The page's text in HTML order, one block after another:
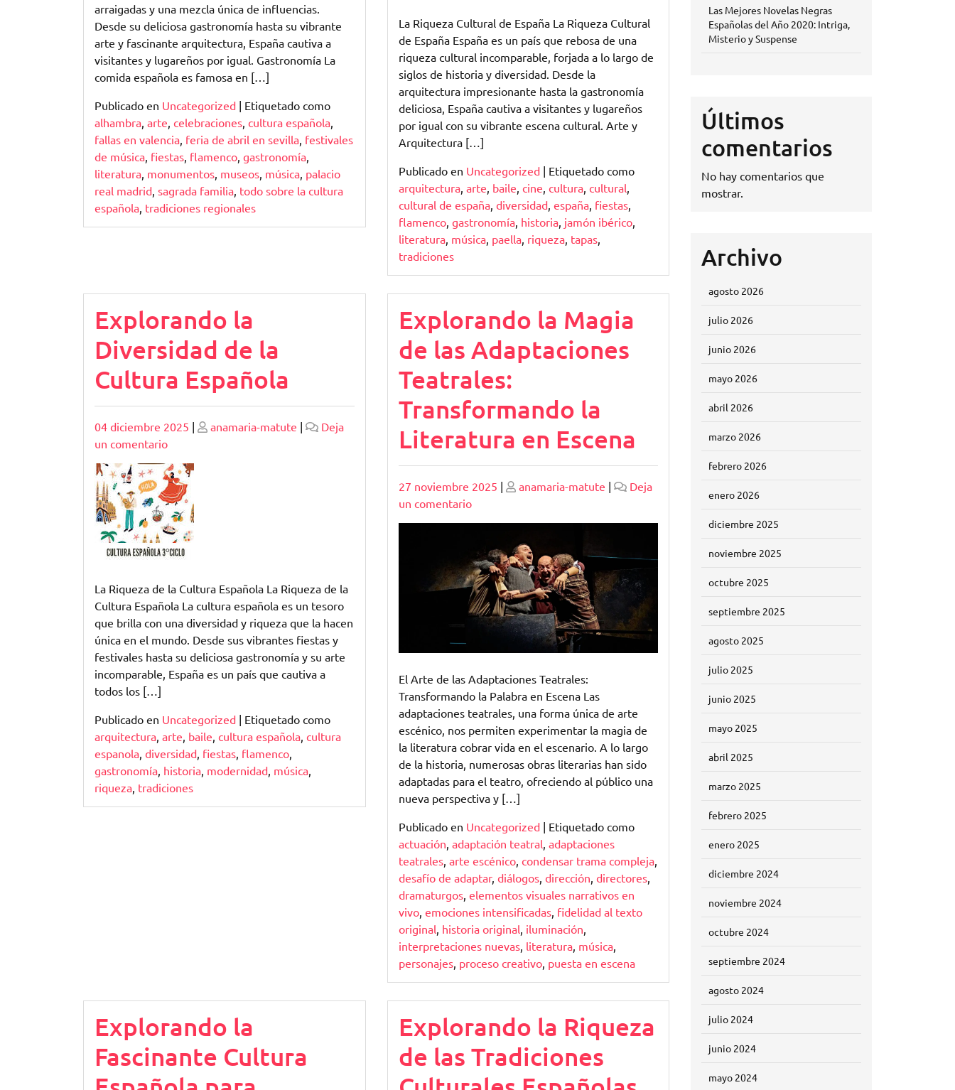
arraigadas y una mezcla única de influencias.
Desde su deliciosa gastronomía hasta su vibrante
arte y fascinante arquitectura, España cautiva a
visitantes y lugareños por igual. Gastronomía La
comida española es famosa en […]
Publicado en Uncategorized | Etiquetado como
alhambra arte celebraciones cultura española
fallas en valencia feria de abril en sevilla festivales
de música fiestas flamenco gastronomía
literatura monumentos museos música palacio
real madrid sagrada familia todo sobre la cultura
española tradiciones regionales
La Riqueza Cultural de España La Riqueza Cultural
de España España es un país que rebosa de una
riqueza cultural incomparable, forjada a lo largo de
siglos de historia y diversidad. Desde la
arquitectura impresionante hasta la gastronomía
deliciosa, España cautiva a visitantes y lugareños
por igual con su vibrante escena cultural. Arte y
Arquitectura […]
Publicado en Uncategorized| Etiquetado como
arquitectura, arte, baile, cine, cultura, cultural,
cultural de españa, diversidad, españa, fiestas,
flamenco, gastronomía, historia, jamón ibérico,
literatura, música, paella, riqueza, tapas,
tradiciones
Explorando la
Diversidad de la
Cultura Española
Publicado
04 diciembre 2025 | Publicado
anamaria-matute |
Deja
un comentarioen
Explorando
la
Diversidad
de
la
Cultura
Española
La Riqueza de la Cultura Española La Riqueza de la
Cultura Española La cultura española es un tesoro
que brilla con una diversidad y riqueza que la hacen
única en el mundo. Desde sus vibrantes fiestas y
festivales hasta su deliciosa gastronomía y su arte
incomparable, España es un país que cautiva a
todos los […]
Publicado en Uncategorized | Etiquetado como
arquitectura, arte, baile, cultura española, cultura
espanola, diversidad, fiestas, flamenco,
gastronomía, historia, modernidad, música,
riqueza, tradiciones
Explorando la Magia
de las Adaptaciones
Teatrales:
Transformando la
Literatura en Escena
Publicado
27 noviembre 2025 | Publicado
anamaria-matute |
Deja
un comentarioen
Explorando
Magia
de
las
Adaptaciones
Teatrales:
Transformando
la
Literatura
en
Escena
El Arte de las Adaptaciones Teatrales:
Transformando la Palabra en Escena Las
adaptaciones teatrales, una forma única de arte
escénico, nos permiten experimentar la magia de
la literatura cobrar vida en el escenario. A lo largo
de la historia, numerosas obras literarias han sido
adaptadas para el teatro, ofreciendo al público una
nueva perspectiva y […]
Publicado en Uncategorized| Etiquetado como
actuación, adaptación teatral, adaptaciones
teatrales, arte escénico, condensar trama compleja,
desafío de adaptar, diálogos, dirección, directores,
dramaturgos, elementos visuales narrativos en
vivo, emociones intensificadas, fidelidad al texto
original, historia original, iluminación,
interpretaciones nuevas, literatura, música,
personajes, proceso creativo, puesta en escena
Explorando la
Fascinante Cultura
Explorando la Riqueza
de las Tradiciones
Las Mejores Novelas Negras
Españolas del Año 2020: Intriga,
Misterio y Suspense
Últimos
comentarios
No hay comentarios que
mostrar.
Archivo
agosto 2026
julio 2026
junio 2026
mayo 2026
abril 2026
marzo 2026
febrero 2026
enero 2026
diciembre 2025
noviembre 2025
octubre 2025
septiembre 2025
agosto 2025
julio 2025
junio 2025
mayo 2025
abril 2025
marzo 2025
febrero 2025
enero 2025
diciembre 2024
noviembre 2024
octubre 2024
septiembre 2024
agosto 2024
julio 2024
junio 2024
mayo 2024